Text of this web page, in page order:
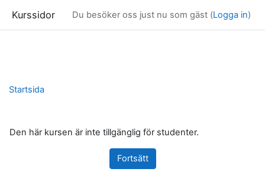
Kurssidor Du besöker oss just nu som gäst (Logga in)
Startsida
Den här kursen är inte tillgänglig för studenter.
Fortsätt